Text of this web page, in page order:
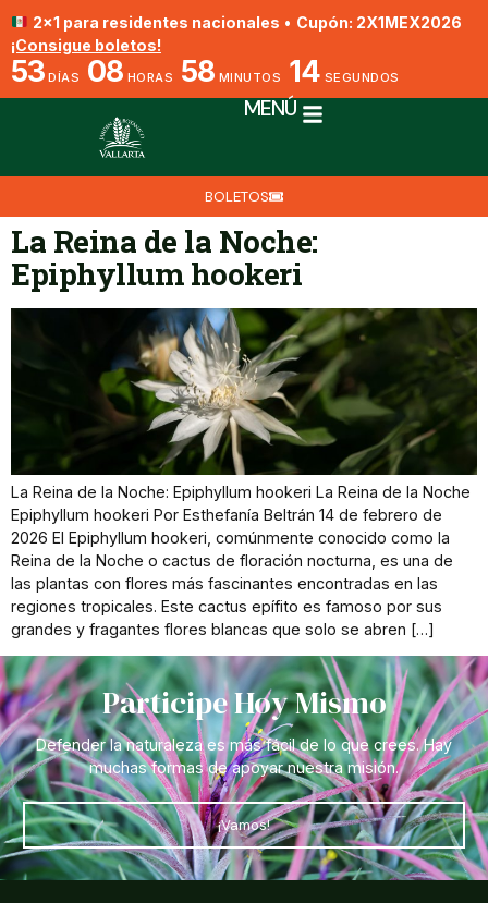
2x1 para residentes nacionales • Cupón: 2X1MEX2026
¡Consigue boletos!
53 DÍAS 08 HORAS 58 MINUTOS 14 SEGUNDOS
MENÚ
BOLETOS
La Reina de la Noche:
Epiphyllum hookeri
La Reina de la Noche: Epiphyllum hookeri La Reina de la Noche
Epiphyllum hookeri Por Esthefanía Beltrán 14 de febrero de
2026 El Epiphyllum hookeri, comúnmente conocido como la
Reina de la Noche o cactus de floración nocturna, es una de
las plantas con flores más fascinantes encontradas en las
regiones tropicales. Este cactus epífito es famoso por sus
grandes y fragantes flores blancas que solo se abren […]
Participe Hoy Mismo
Defender la naturaleza es más fácil de lo que crees. Hay
muchas formas de apoyar nuestra misión.
¡Vamos!